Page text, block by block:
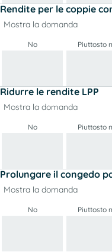
Rendite per le coppie
Mostra la domanda
No Piuttosto
Ridurre le rendite LPP
Mostra la domanda
No Piuttosto
Prolungare il congedo
Mostra la domanda
No Piuttosto